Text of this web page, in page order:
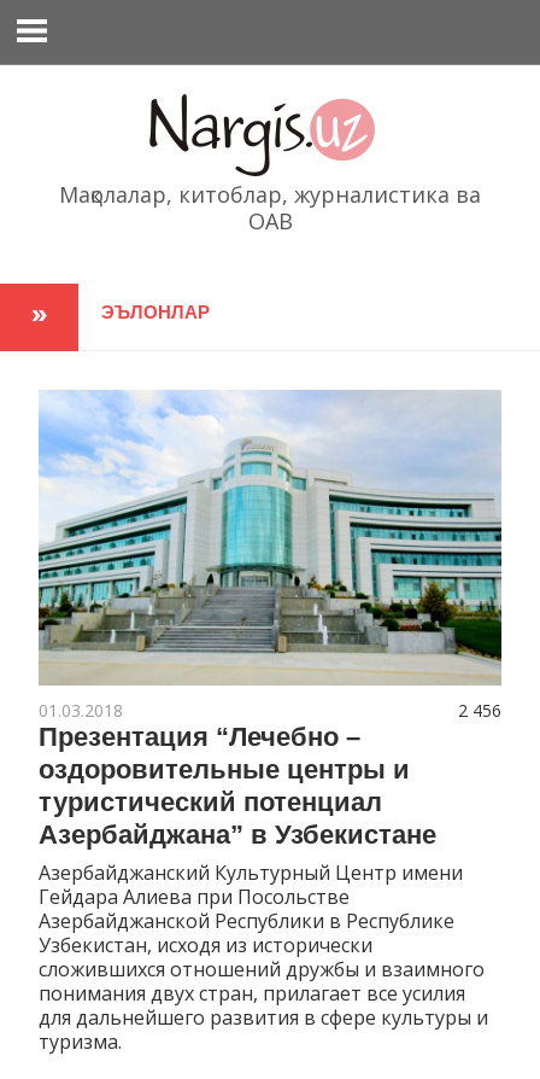
содержимому
Мақолалар, китоблар, журналистика ва
ОАВ
ЭЪЛОНЛАР
2 456
01.03.2018
Презентация “Лечебно –
оздоровительные центры и
туристический потенциал
Азербайджана” в Узбекистане
Азербайджанский Культурный Центр имени
Гейдара Алиева при Посольстве
Азербайджанской Республики в Республике
Узбекистан, исходя из исторически
сложившихся отношений дружбы и взаимного
понимания двух стран, прилагает все усилия
для дальнейшего развития в сфере культуры и
туризма.